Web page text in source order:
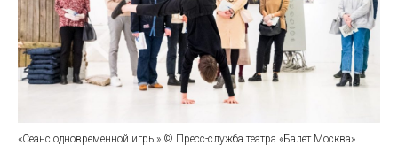
«Сеанс одновременной игры» © Пресс-служба театра «Балет Москва»